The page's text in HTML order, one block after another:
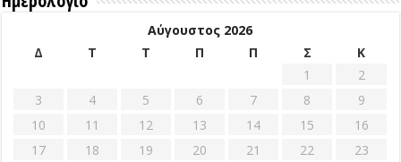
Αύγουστος 2026
Δ
Τ Τ Π Π Σ
Κ
1
2
3
4 5 6 7 8
9
10
11 12 13 14 15
16
17
18 19 20 21 22
23